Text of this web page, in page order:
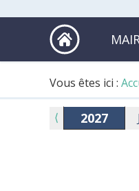
Vous êtes ici :
⟨ 2027